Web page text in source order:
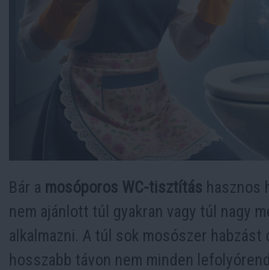
Bár a mosóporos WC-tisztítás hasznos
nem ajánlott túl gyakran vagy túl nagy
alkalmazni. A túl sok mosószer habzást
hosszabb távon nem minden